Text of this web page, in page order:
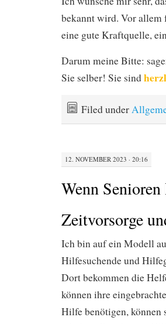
bekannt wird. Vor allem
eine gute Kraftquelle,
Darum meine Bitte:
Sie selber! Sie sind
Filed under
12. NOVEMBER 2023 · 20:16
Wenn
Zeitvorsorge
Ich bin auf ein Modell
Hilfesuchende und
Dort bekommen die
können ihre
Hilfe benötigen, können